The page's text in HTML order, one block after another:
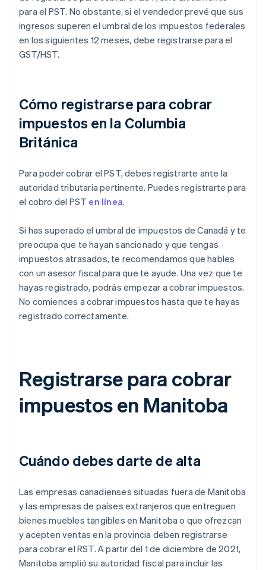
para el PST. No obstante, si el vendedor prevé que sus
ingresos superen el umbral de los impuestos federales
en los siguientes 12 meses, debe registrarse para el
GST/HST.
Cómo registrarse para cobrar
impuestos en la Columbia
Británica
Para poder cobrar el PST, debes registrarte ante la
autoridad tributaria pertinente. Puedes registrarte para
el cobro del PST en línea.
Si has superado el umbral de impuestos de Canadá y te
preocupa que te hayan sancionado y que tengas
impuestos atrasados, te recomendamos que hables
con un asesor fiscal para que te ayude. Una vez que te
hayas registrado, podrás empezar a cobrar impuestos.
No comiences a cobrar impuestos hasta que te hayas
registrado correctamente.
Registrarse para cobrar
impuestos en Manitoba
Cuándo debes darte de alta
Las empresas canadienses situadas fuera de Manitoba
y las empresas de países extranjeros que entreguen
bienes muebles tangibles en Manitoba o que ofrezcan
y acepten ventas en la provincia deben registrarse
para cobrar el RST. A partir del 1 de diciembre de 2021,
Manitoba amplió su autoridad fiscal para incluir las